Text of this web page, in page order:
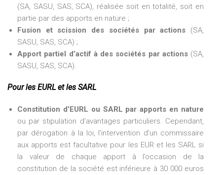
(SA, SASU, SAS, SCA), réalisée soit en totalité, soit en
partie par des apports en nature ;
Fusion et scission des sociétés par actions (SA,
SASU, SAS, SCA) ;
Apport partiel d’actif à des sociétés par actions(SA,
SASU, SAS, SCA).
Pour les EURL et les SARL
Constitution d’EURL ou SARL par apports en nature
ou par stipulation d’avantages particuliers. Cependant,
par dérogation à la loi, l’intervention d’un commissaire
aux apports est facultative pour les EUR et les SARL si
la valeur de chaque apport à l’occasion de la
constitution de la société est inférieure à 30 000 euros